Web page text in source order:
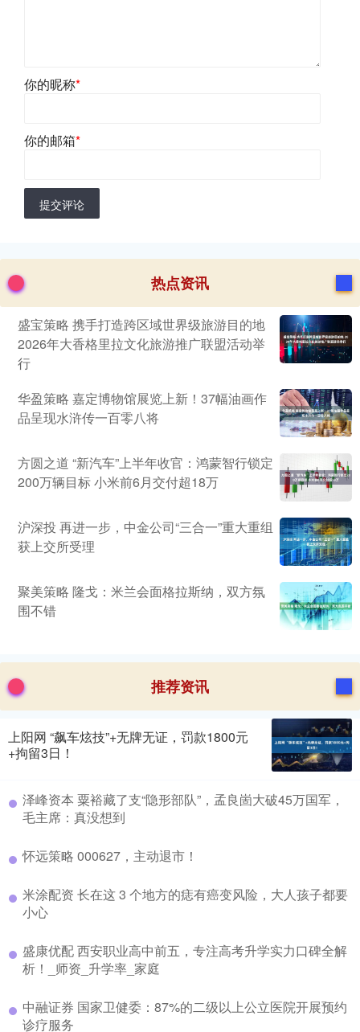
你的昵称*
你的邮箱*
提交评论
热点资讯
盛宝策略 携手打造跨区域世界级旅游目的地
2026年大香格里拉文化旅游推广联盟活动举
行
华盈策略 嘉定博物馆展览上新！37幅油画作
品呈现水浒传一百零八将
方圆之道 “新汽车”上半年收官：鸿蒙智行锁定
200万辆目标 小米前6月交付超18万
沪深投 再进一步，中金公司“三合一”重大重组
获上交所受理
聚美策略 隆戈：米兰会面格拉斯纳，双方氛
围不错
推荐资讯
上阳网 “飙车炫技”+无牌无证，罚款1800元
+拘留3日！
泽峰资本 粟裕藏了支“隐形部队”，孟良崮大破45万国军，
毛主席：真没想到
怀远策略 000627，主动退市！
米涂配资 长在这 3 个地方的痣有癌变风险，大人孩子都要
小心
盛康优配 西安职业高中前五，专注高考升学实力口碑全解
析！_师资_升学率_家庭
中融证券 国家卫健委：87%的二级以上公立医院开展预约
诊疗服务